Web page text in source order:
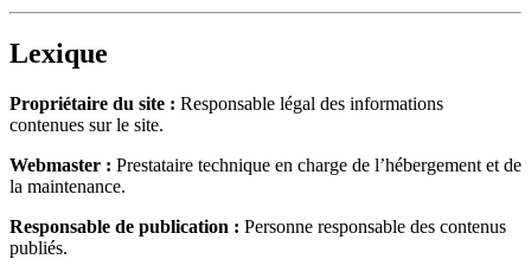
Lexique
Propriétaire du site : Responsable légal des informations
contenues sur le site.
Webmaster : Prestataire technique en charge de l’hébergement et de
la maintenance.
Responsable de publication : Personne responsable des contenus
publiés.